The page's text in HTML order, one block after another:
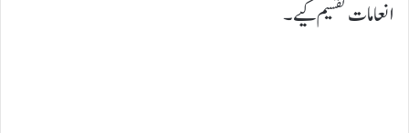
انعامات تقسیم کیے۔